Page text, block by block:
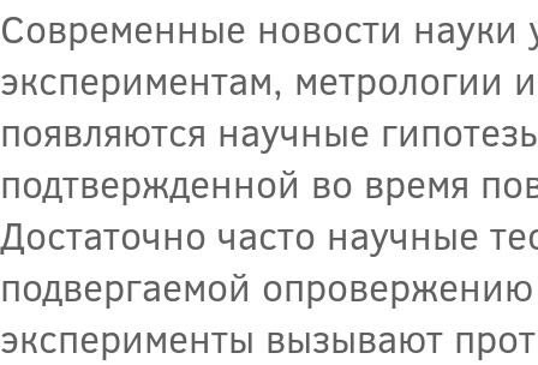
Современные новости науки
экспериментам, метрологии
появляются научные
подтвержденной во время
Достаточно часто научные
подвергаемой
эксперименты вызывают